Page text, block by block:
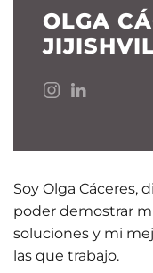
OLGA
Soy Olga Cáceres,
poder demostrar
soluciones y mi
las que trabajo.